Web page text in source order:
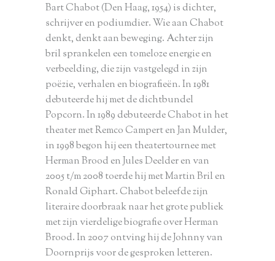
Bart Chabot (Den Haag, 1954) is dichter,
schrijver en podiumdier. Wie aan Chabot
denkt, denkt aan beweging. Achter zijn
bril sprankelen een tomeloze energie en
verbeelding, die zijn vastgelegd in zijn
poëzie, verhalen en biografieën. In 1981
debuteerde hij met de dichtbundel
Popcorn. In 1989 debuteerde Chabot in het
theater met Remco Campert en Jan Mulder,
in 1998 begon hij een theatertournee met
Herman Brood en Jules Deelder en van
2005 t/m 2008 toerde hij met Martin Bril en
Ronald Giphart. Chabot beleefde zijn
literaire doorbraak naar het grote publiek
met zijn vierdelige biografie over Herman
Brood. In 2007 ontving hij de Johnny van
Doornprijs voor de gesproken letteren.